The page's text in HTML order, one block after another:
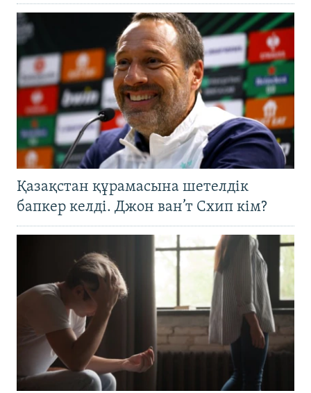
Қазақстан құрамасына шетелдік
бапкер келді. Джон ван’т Схип кім?